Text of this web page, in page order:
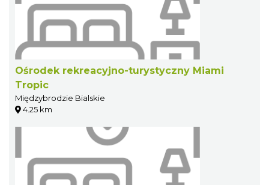
Ośrodek rekreacyjno-turystyczny Miami
Tropic
Międzybrodzie Bialskie
4.25 km